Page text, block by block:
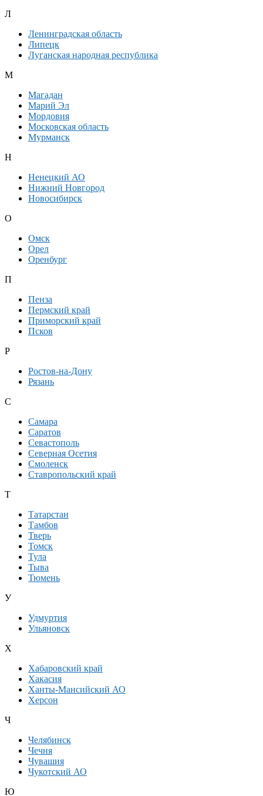
Л
Ленинградская область
Липецк
Луганская народная республика
М
Магадан
Марий Эл
Мордовия
Московская область
Мурманск
Н
Ненецкий АО
Нижний Новгород
Новосибирск
О
Омск
Орел
Оренбург
П
Пенза
Пермский край
Приморский край
Псков
Р
Ростов-на-Дону
Рязань
С
Самара
Саратов
Севастополь
Северная Осетия
Смоленск
Ставропольский край
Т
Татарстан
Тамбов
Тверь
Томск
Тула
Тыва
Тюмень
У
Удмуртия
Ульяновск
Х
Хабаровский край
Хакасия
Ханты-Мансийский АО
Херсон
Ч
Челябинск
Чечня
Чувашия
Чукотский АО
Ю